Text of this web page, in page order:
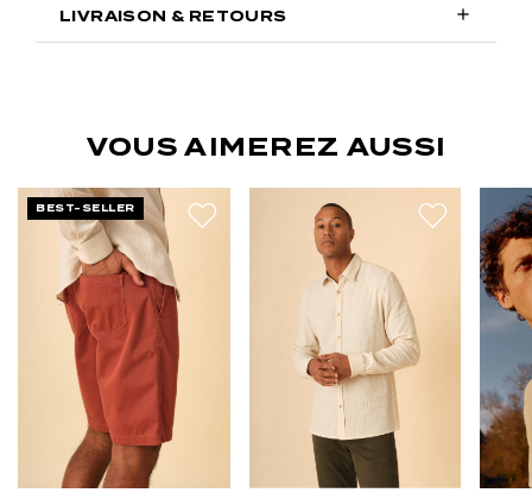
LIVRAISON & RETOURS 
VOUS AIMEREZ AUSSI
BEST-SELLER